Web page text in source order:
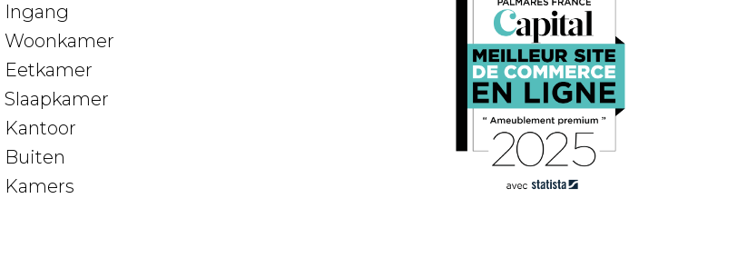
Ingang
Woonkamer
Eetkamer
Slaapkamer
Kantoor
Buiten
Kamers